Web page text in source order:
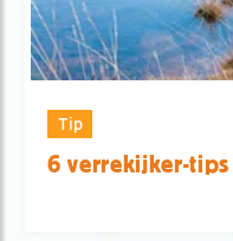
Tip
6 verrekijker-tips